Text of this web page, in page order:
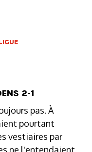
2-1
pas. À
pourtant
vestiaires par
ne l'entendaient